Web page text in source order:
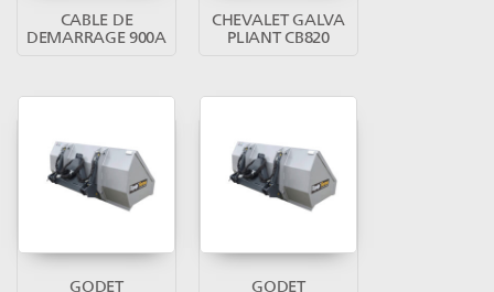
CABLE DE
DEMARRAGE 900A
CHEVALET GALVA
PLIANT CB820
GODET
GODET